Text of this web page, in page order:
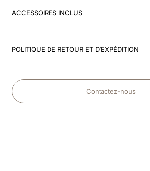
ACCESSOIRES INCLUS
POLITIQUE DE RETOUR ET D’EXPÉDITION
Contactez-nous